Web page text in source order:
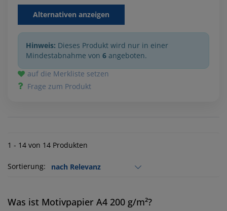
Alternativen anzeigen
Hinweis: Dieses Produkt wird nur in einer
Mindestabnahme von 6 angeboten.
auf die Merkliste setzen
Frage zum Produkt
1 - 14 von 14 Produkten
Sortierung:
Was ist Motivpapier A4 200 g/m²?